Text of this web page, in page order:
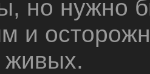
но нужно
и
живых.